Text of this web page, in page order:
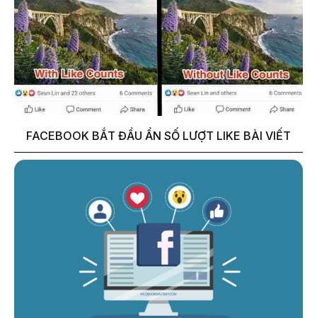
FACEBOOK BẮT ĐẦU ẨN SỐ LƯỢT LIKE BÀI VIẾT